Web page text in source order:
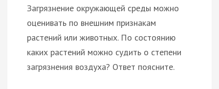
Загрязнение окружающей среды можно
оценивать по внешним признакам
растений или животных. По состоянию
каких растений можно судить о степени
загрязнения воздуха? Ответ поясните.